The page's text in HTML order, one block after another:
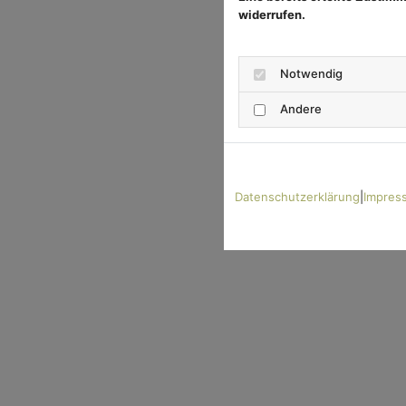
widerrufen.
Notwendig
Andere
Datenschutzerklärung